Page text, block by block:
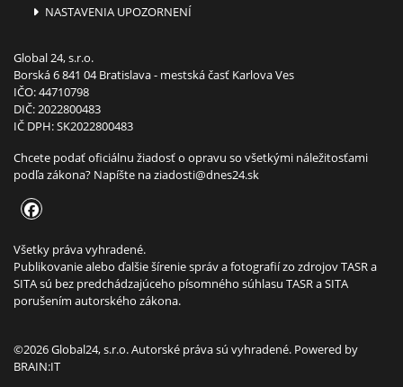
NASTAVENIA UPOZORNENÍ
Global 24, s.r.o.
Borská 6 841 04 Bratislava - mestská časť Karlova Ves
IČO: 44710798
DIČ: 2022800483
IČ DPH: SK2022800483
Chcete podať oficiálnu žiadosť o opravu so všetkými náležitosťami
podľa zákona? Napíšte naziadosti@dnes24.sk
Všetky práva vyhradené.
Publikovanie alebo ďalšie šírenie správ a fotografií zo zdrojov TASR a
SITA sú bez predchádzajúceho písomného súhlasu TASR a SITA
porušením autorského zákona.
©2026 Global24, s.r.o. Autorské práva sú vyhradené. Powered by
BRAIN:IT